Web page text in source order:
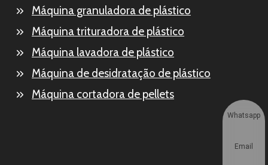
Máquina granuladora de plástico
Máquina trituradora de plástico
Máquina lavadora de plástico
Máquina de desidratação de plástico
Máquina cortadora de pellets
Whatsapp
Email